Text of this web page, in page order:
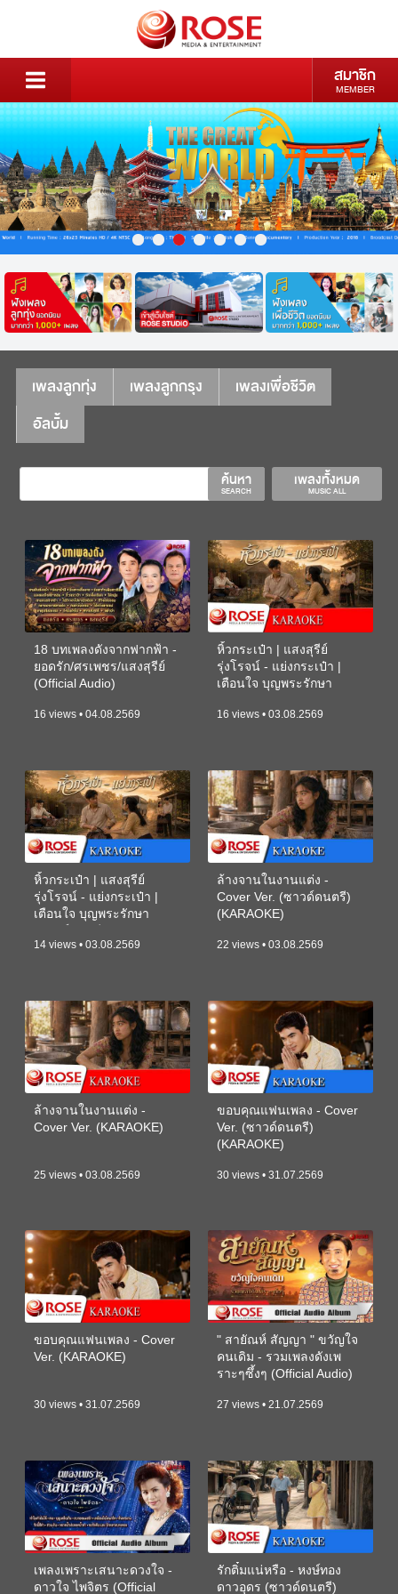
สมาชิก
MEMBER
เพลงลูกทุ่ง เพลงลูกกรุง
เพลงเพื่อชีวิต
อัลบั้ม
เพลงทั้งหมด
MUSIC ALL
ค้นหา
SEARCH
18 บทเพลงดังจากฟากฟ้า -
ยอดรัก/ศรเพชร/แสงสุรีย์
(Official Audio)
16 views • 04.08.2569
หิ้วกระเป๋า | แสงสุรีย์
รุ่งโรจน์ - แย่งกระเป๋า |
เตือนใจ บุญพระรักษา
16 views • 03.08.2569
หิ้วกระเป๋า | แสงสุรีย์
รุ่งโรจน์ - แย่งกระเป๋า |
เตือนใจ บุญพระรักษา
14 views • 03.08.2569
ล้างจานในงานแต่ง -
Cover Ver. (ซาวด์ดนตรี)
(KARAOKE)
22 views • 03.08.2569
ล้างจานในงานแต่ง -
Cover Ver. (KARAOKE)
25 views • 03.08.2569
ขอบคุณแฟนเพลง - Cover
Ver. (ซาวด์ดนตรี)
(KARAOKE)
30 views • 31.07.2569
ขอบคุณแฟนเพลง - Cover
Ver. (KARAOKE)
30 views • 31.07.2569
" สายัณห์ สัญญา " ขวัญใจ
คนเดิม - รวมเพลงดังเพ
ราะๆซึ้งๆ (Official Audio)
27 views • 21.07.2569
เพลงเพราะเสนาะดวงใจ -
ดาวใจ ไพจิตร (Official
รักติ๋มแน่หรือ - หงษ์ทอง
ดาวอุดร (ซาวด์ดนตรี)